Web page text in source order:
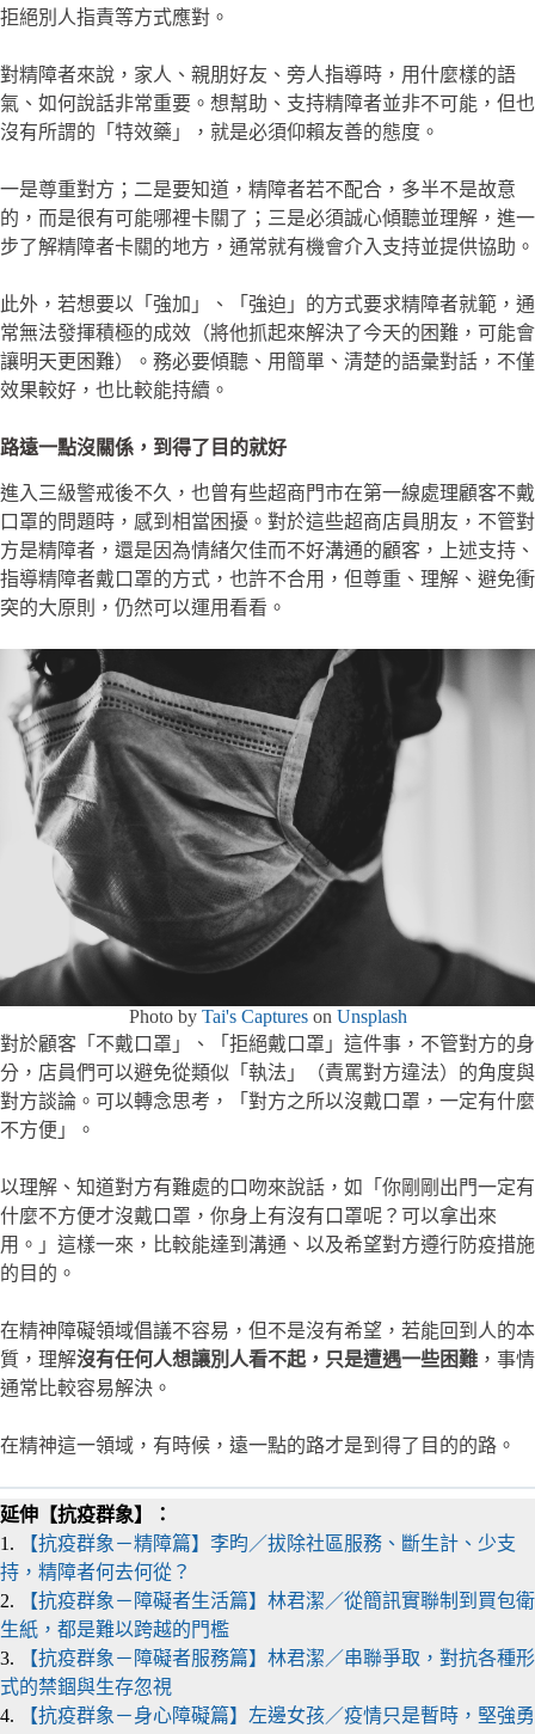
拒絕別人指責等方式應對。
對精障者來說，家人、親朋好友、旁人指導時，用什麼樣的語
氣、如何說話非常重要。想幫助、支持精障者並非不可能，但也
沒有所謂的「特效藥」，就是必須仰賴友善的態度。
一是尊重對方；二是要知道，精障者若不配合，多半不是故意
的，而是很有可能哪裡卡關了；三是必須誠心傾聽並理解，進一
步了解精障者卡關的地方，通常就有機會介入支持並提供協助。
此外，若想要以「強加」、「強迫」的方式要求精障者就範，通
常無法發揮積極的成效（將他抓起來解決了今天的困難，可能會
讓明天更困難）。務必要傾聽、用簡單、清楚的語彙對話，不僅
效果較好，也比較能持續。
路遠一點沒關係，到得了目的就好
進入三級警戒後不久，也曾有些超商門市在第一線處理顧客不戴
口罩的問題時，感到相當困擾。對於這些超商店員朋友，不管對
方是精障者，還是因為情緒欠佳而不好溝通的顧客，上述支持、
指導精障者戴口罩的方式，也許不合用，但尊重、理解、避免衝
突的大原則，仍然可以運用看看。
Photo by Tai's Captureson Unsplash
對於顧客「不戴口罩」、「拒絕戴口罩」這件事，不管對方的身
分，店員們可以避免從類似「執法」（責罵對方違法）的角度與
對方談論。可以轉念思考，「對方之所以沒戴口罩，一定有什麼
不方便」。
以理解、知道對方有難處的口吻來說話，如「你剛剛出門一定有
什麼不方便才沒戴口罩，你身上有沒有口罩呢？可以拿出來
用。」這樣一來，比較能達到溝通、以及希望對方遵行防疫措施
的目的。
在精神障礙領域倡議不容易，但不是沒有希望，若能回到人的本
質，理解沒有任何人想讓別人看不起，只是遭遇一些困難 ，事情
通常比較容易解決。
在精神這一領域，有時候，遠一點的路才是到得了目的的路。
延伸【抗疫群象】：
1.
【抗疫群象－精障篇】李昀／拔除社區服務、斷生計、少支
持，精障者何去何從？
2.
【抗疫群象－障礙者生活篇】林君潔／從簡訊實聯制到買包衛
生紙，都是難以跨越的門檻
3.
【抗疫群象－障礙者服務篇】林君潔／串聯爭取，對抗各種形
式的禁錮與生存忽視
4.
【抗疫群象－身心障礙篇】左邊女孩／疫情只是暫時，堅強勇